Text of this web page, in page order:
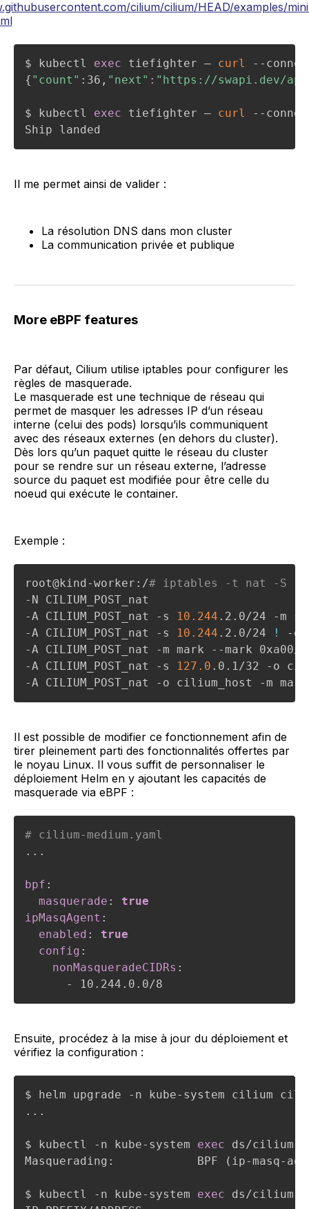
cilium/cilium/HEAD/examples/
$ kubectl exec tiefighter – curl
--
{ "count" :36, "next" : "https://swapi.dev/
$ kubectl exec tiefighter – curl
--
Ship landed
Il me permet ainsi de valider :
La résolution DNS dans mon cluster
La communication privée et publique
More eBPF features
Par défaut, Cilium utilise iptables pour configurer les
règles de masquerade.
Le masquerade est une technique de réseau qui
permet de masquer les adresses IP d’un réseau
interne (celui des pods) lorsqu’ils communiquent
avec des réseaux externes (en dehors du cluster).
Dès lors qu’un paquet quitte le réseau du cluster
pour se rendre sur un réseau externe, l’adresse
source du paquet est modifiée pour être celle du
noeud qui exécute le container.
Exemple :
root@kind-worker:/# iptables -t nat -S
-N CILIUM_POST_nat
-A CILIUM_POST_nat -s
10.244 .2.0/24 -m
-A CILIUM_POST_nat -s
10.244 .2.0/24 ! -d
-A CILIUM_POST_nat -m mark --mark 0xa00/
-A CILIUM_POST_nat -s
127.0 .0.1/32 -o
-A CILIUM_POST_nat -o cilium_host -m
Il est possible de modifier ce fonctionnement afin de
tirer pleinement parti des fonctionnalités offertes par
le noyau Linux. Il vous suffit de personnaliser le
déploiement Helm en y ajoutant les capacités de
masquerade via eBPF :
# cilium-medium.yaml
...
bpf :
masquerade :
true
ipMasqAgent :
enabled :
true
config :
nonMasqueradeCIDRs :
-
10.244.0.0/8
Ensuite, procédez à la mise à jour du déploiement et
vérifiez la configuration :
.. .
$ kubectl -n kube-system exec ds/cilium
Masquerading:            BPF
( ip-masq-
$ kubectl -n kube-system exec ds/cilium